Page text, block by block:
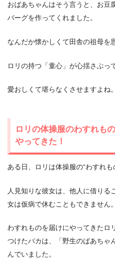
おばあちゃんはそう言うと、お豆
バーグを作ってくれました。
なんだか懐かしくて田舎の祖母を
ロリの持つ「童心」が心揺さぶっ
愛おしくて堪らなくさせますよね。
ロリの体操服のわすれも
やってきた！
ある日、ロリは体操服の“わすれも
人見知りな彼女は、他人に借りる
女は仮病で休むこともできません
わすれものを届けにやってきたロ
つけたバカは、「野生のばあちゃ
んでいました。